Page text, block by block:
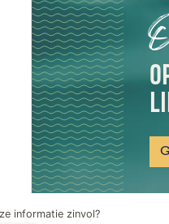
informatie zinvol?